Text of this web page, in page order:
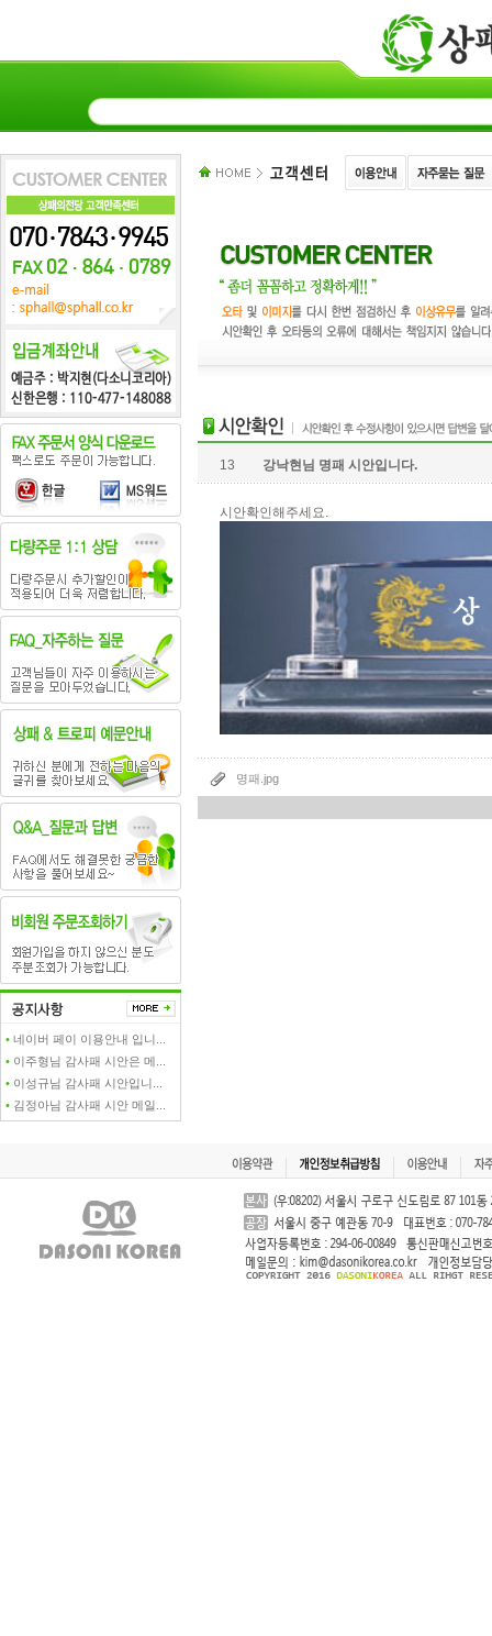
• 네이버 페이 이용안내 입니...
• 이주형님 감사패 시안은 메...
• 이성규님 감사패 시안입니...
• 김정아님 감사패 시안 메일...
13 강낙현님 명패 시안입니다.
시안확인해주세요.
명패.jpg